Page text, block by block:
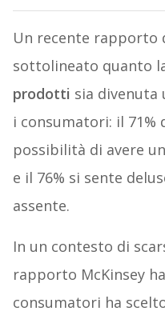
Un recente rapporto
sottolineato quanto
prodotti sia
i consumatori: il 71%
possibilità di avere
e il 76% si sente
assente.
In un contesto di
rapporto McKinsey
consumatori ha